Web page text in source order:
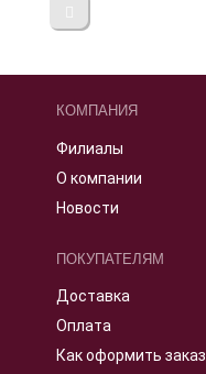
КОМПАНИЯ
Филиалы
О компании
Новости
ПОКУПАТЕЛЯМ
Доставка
Оплата
Как оформить заказ